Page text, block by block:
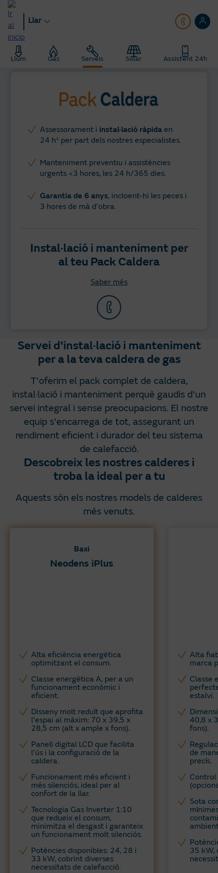
Anar
contingut
principal
Llar
Llum Gas Serveis Solar Assistent 24h
Llar Serveis Calderas
Assessorament i instal·lació ràpida en
24 h¹ per part dels nostres especialistes.
Manteniment preventiu i assistències
urgents <3 hores, les 24 h/365 dies.
Garantia de 6 anys, incloent-hi les peces i
3 hores de mà d’obra.
Instal·lació i manteniment per
al teu Pack Caldera
Saber més
Servei d'instal·lació i manteniment
per a la teva caldera de gas
T'oferim el pack complet de caldera,
instal·lació i manteniment perquè gaudis d'un
servei integral i sense preocupacions. El nostre
equip s'encarrega de tot, assegurant un
rendiment eficient i durador del teu sistema
de calefacció.
Descobreix les nostres calderes i
troba la ideal per a tu
Aquests són els nostres models de calderes
més venuts.
Baxi
Neodens iPlus
Alta eficiència energètica
optimitzant el consum.
Classe energètica A, per a un
funcionament econòmic i
eficient.
Disseny molt reduït que aprofita
l'espai al màxim: 70 x 39,5 x
28,5 cm (alt x ample x fons).
Panell digital LCD que facilita
l’ús i la configuració de la
caldera.
Funcionament més eficient i
més silenciós, ideal per al
confort de la llar.
Tecnologia Gas Inverter 1:10
que redueix el consum,
minimitza el desgast i garanteix
un funcionament molt silenciós.
Potències disponibles: 24, 28 i
33 kW, cobrint diverses
necessitats de calefacció.
Alta
marca
Classe
estalvi.
40,8 x
fons).
de
precís.
Control
Sota
35 kW,